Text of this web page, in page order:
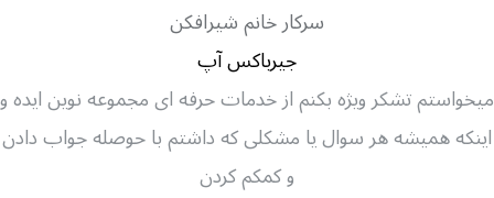
سرکار خانم شیرافکن
جیرباکس آپ
میخواستم تشکر ویژه بکنم از خدمات حرفه ای مجموعه نوین ایده و
اینکه همیشه هر سوال یا مشکلی که داشتم با حوصله جواب دادن
و کمکم کردن